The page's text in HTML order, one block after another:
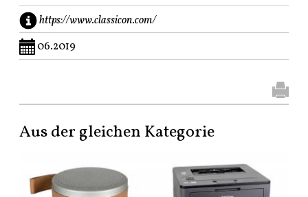
https://www.classicon.com/
06.2019
Aus der gleichen Kategorie